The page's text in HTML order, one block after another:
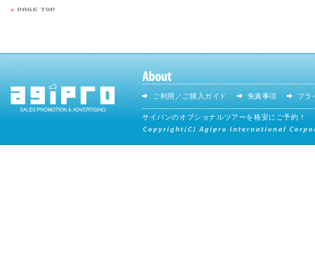
ご利用／ご購入ガイド 免責事項 プラ
サイパンのオプショナルツアーを格安にご予約！